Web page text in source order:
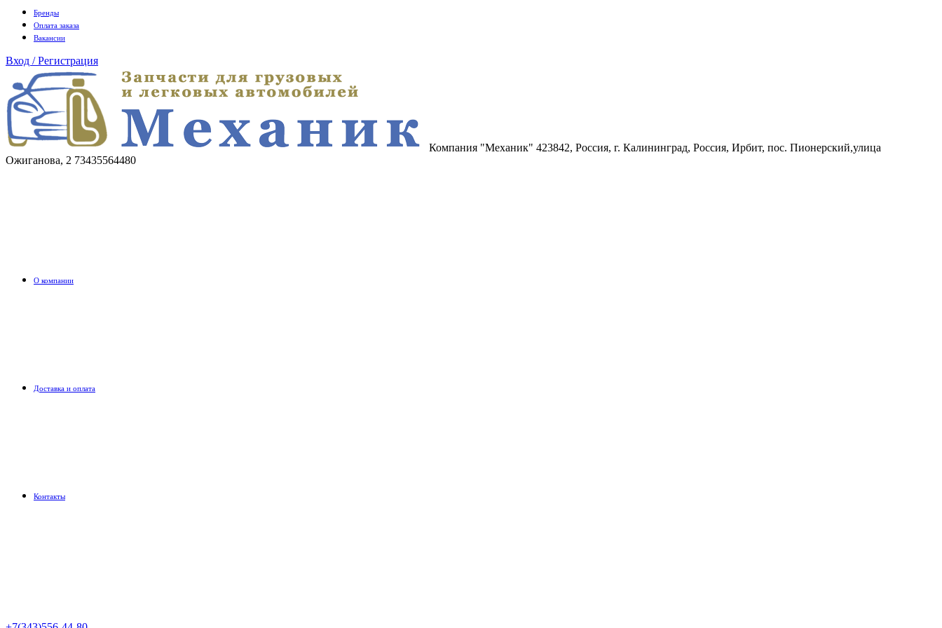
Бренды
Оплата заказа
Вакансии
Вход / Регистрация
Компания "Механик" 423842, Россия, г. Калининград, Россия, Ирбит, пос. Пионерский,улица
Ожиганова, 2 73435564480
О компании
Доставка и оплата
Контакты